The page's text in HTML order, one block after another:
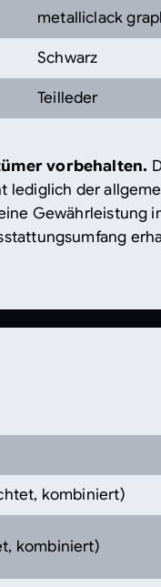
metalliclack
Schwarz
Teilleder
vorbehalten.
lediglich der
Gewährleistung
kombiniert)
kombiniert)